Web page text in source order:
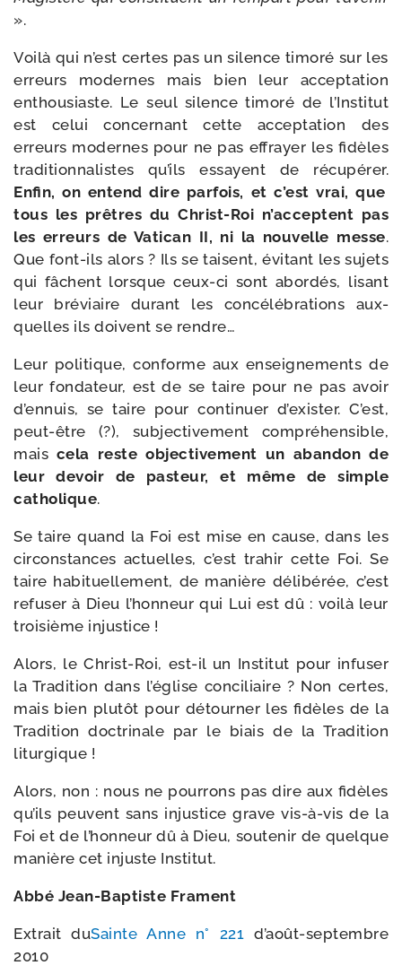
».
Voilà qui n’est certes pas un silence timo­ré sur les
erreurs modernes mais bien leur accep­ta­tion
enthou­siaste. Le seul silence timo­ré de l’Institut
est celui concer­nant cette accep­ta­tion des
erreurs modernes pour ne pas effrayer les fidèles
tra­di­tion­na­listes qu’ils essayent de récu­pé­rer.
Enfin, on entend dire par­fois, et c’est vrai, que
tous les prêtres du Christ-​Roi n’acceptent pas
les erreurs de Vatican II, ni la nou­velle messe.
Que font-​ils alors ? Ils se taisent, évi­tant les sujets
qui fâchent lorsque ceux-​ci sont abor­dés, lisant
leur bré­viaire durant les concé­lé­bra­tions aux­
quelles ils doivent se rendre…
Leur poli­tique, conforme aux ensei­gne­ments de
leur fon­da­teur, est de se taire pour ne pas avoir
d’ennuis, se taire pour conti­nuer d’exister. C’est,
peut-​être (?), sub­jec­ti­ve­ment com­pré­hen­sible,
mais cela reste objec­ti­ve­ment un aban­don de
leur devoir de pas­teur, et même de simple
catho­lique.
Se taire quand la Foi est mise en cause, dans les
cir­cons­tances actuelles, c’est tra­hir cette Foi. Se
taire habi­tuel­le­ment, de manière déli­bé­rée, c’est
refu­ser à Dieu l’honneur qui Lui est dû : voi­là leur
troi­sième injustice !
Alors, le Christ-​Roi, est-​il un Institut pour infu­ser
la Tradition dans l’église conci­liaire ? Non certes,
mais bien plu­tôt pour détour­ner les fidèles de la
Tradition doc­tri­nale par le biais de la Tradition
liturgique !
Alors, non : nous ne pour­rons pas dire aux fidèles
qu’ils peuvent sans injus­tice grave vis-​à-​vis de la
Foi et de l’honneur dû à Dieu, sou­te­nir de quelque
manière cet injuste Institut.
Abbé Jean-​Baptiste Frament
Extrait duSainte Anne n° 221 d’août-​septembre
2010